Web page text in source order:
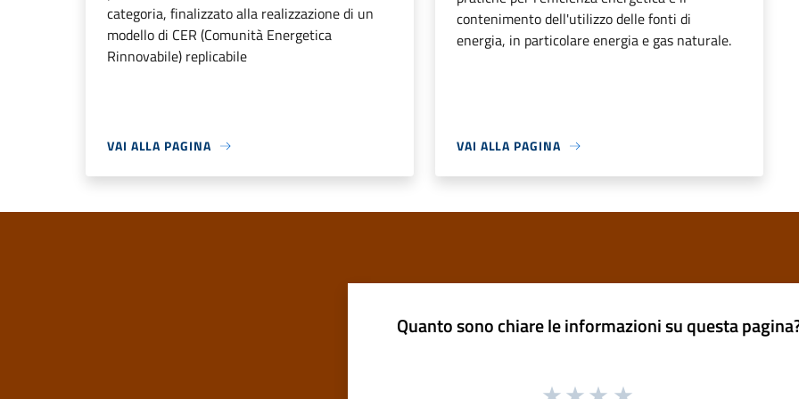
categoria, finalizzato alla realizzazione di un
modello di CER (Comunità Energetica
Rinnovabile) replicabile
VAI ALLA PAGINA
contenimento dell'utilizzo delle fonti di
energia, in particolare energia e gas naturale.
VAI ALLA PAGINA
Quanto sono chiare le informazioni su questa